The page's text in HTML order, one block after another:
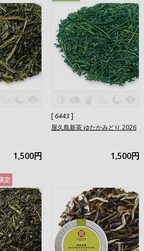
1,500円
[6443]
屋久島新茶 ゆたかみどり 2026
1,500円
定